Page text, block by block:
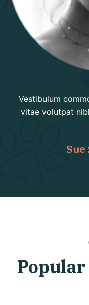
Vestibulum
vitae volutpat